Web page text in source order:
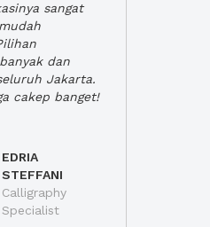
sangat
dan
Jakarta.
cakep banget!
EDRIA
STEFFANI
Calligraphy
Specialist